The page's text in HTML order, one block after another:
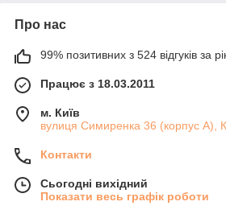
Про нас
99% позитивних з 524 відгуків за
Працює з 18.03.2011
м. Київ
вулиця Симиренка 36 (корпус А),
Контакти
Сьогодні вихідний
Показати весь графік роботи